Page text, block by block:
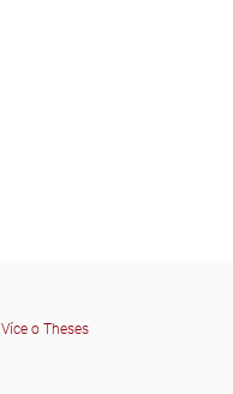
Více o Theses